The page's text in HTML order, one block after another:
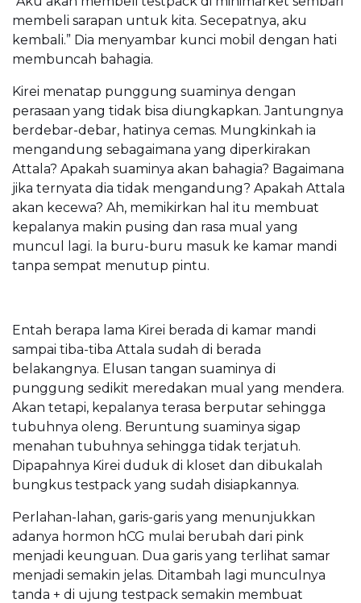
membeli sarapan untuk kita. Secepatnya, aku
kembali.” Dia menyambar kunci mobil dengan hati
membuncah bahagia.
Kirei menatap punggung suaminya dengan
perasaan yang tidak bisa diungkapkan. Jantungnya
berdebar-debar, hatinya cemas. Mungkinkah ia
mengandung sebagaimana yang diperkirakan
Attala? Apakah suaminya akan bahagia? Bagaimana
jika ternyata dia tidak mengandung? Apakah Attala
akan kecewa? Ah, memikirkan hal itu membuat
kepalanya makin pusing dan rasa mual yang
muncul lagi. Ia buru-buru masuk ke kamar mandi
tanpa sempat menutup pintu.
Entah berapa lama Kirei berada di kamar mandi
sampai tiba-tiba Attala sudah di berada
belakangnya. Elusan tangan suaminya di
punggung sedikit meredakan mual yang mendera.
Akan tetapi, kepalanya terasa berputar sehingga
tubuhnya oleng. Beruntung suaminya sigap
menahan tubuhnya sehingga tidak terjatuh.
Dipapahnya Kirei duduk di kloset dan dibukalah
bungkus testpack yang sudah disiapkannya.
Perlahan-lahan, garis-garis yang menunjukkan
adanya hormon hCG mulai berubah dari pink
menjadi keunguan. Dua garis yang terlihat samar
menjadi semakin jelas. Ditambah lagi munculnya
tanda + di ujung testpack semakin membuat